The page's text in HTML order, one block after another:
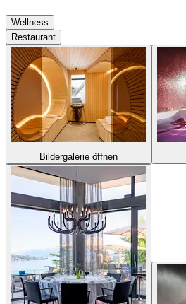
Wellness
Restaurant
Bildergalerie öffnen